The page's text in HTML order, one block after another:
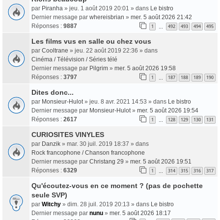
par Piranha » jeu. 1 août 2019 20:01 » dans Le bistro
Dernier message par whereisbrian » mer. 5 août 2026 21:42
Réponses : 9887 1 492 493 494 495
Les films vus en salle ou chez vous
par Cooltrane » jeu. 22 août 2019 22:36 » dans
Cinéma / Télévision / Séries télé
Dernier message par Pilgrim » mer. 5 août 2026 19:58
Réponses : 3797 1 187 188 189 190
Dites donc...
par Monsieur-Hulot » jeu. 8 avr. 2021 14:53 » dans Le bistro
Dernier message par Monsieur-Hulot » mer. 5 août 2026 19:54
Réponses : 2617 1 128 129 130 131
CURIOSITES VINYLES
par Danzik » mar. 30 juil. 2019 18:37 » dans
Rock francophone / Chanson francophone
Dernier message par Christang 29 » mer. 5 août 2026 19:51
Réponses : 6329 1 314 315 316 317
Qu'écoutez-vous en ce moment ? (pas de pochette
seule SVP)
par Witchy » dim. 28 juil. 2019 20:13 » dans Le bistro
Dernier message par nunu » mer. 5 août 2026 18:17